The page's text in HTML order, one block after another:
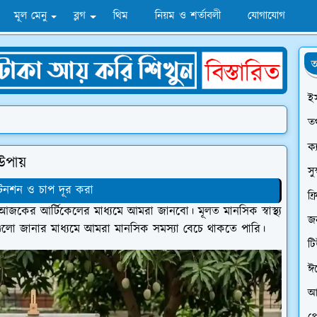
মূল মেনু ব্লগ থিম নিয়ম ও শর্তাবলী যোগাযোগ
ও চাপ দূর করা
আর্টিকেলের মাধ্যমে আমরা জানবো। মূলত মানসিক স্বাস্থ্য
জানার মাধ্যমে আমরা মানসিক সমস্যা বেচে থাকতে পারি।